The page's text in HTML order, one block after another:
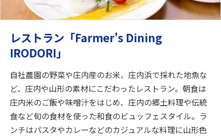
レストラン「Farmer's Dining
IRODORI」
自社農園の野菜や庄内産のお米、庄内浜で採れた地魚な
ど、庄内や山形の素材にこだわったレストラン。朝食は
庄内米のご飯や味噌汁をはじめ、庄内の郷土料理や伝統
食など旬の食材を使った和食のビュッフェスタイル。ラ
ンチはパスタやカレーなどのカジュアルな料理に山形色